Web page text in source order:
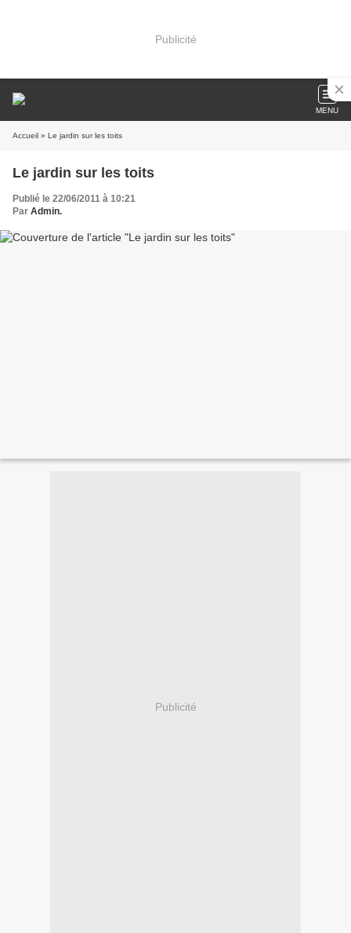
Publicité
MENU
Accueil » Le jardin sur les toits
Le jardin sur les toits
Publié le 22/06/2011 à 10:21
Par Admin.
Publicité